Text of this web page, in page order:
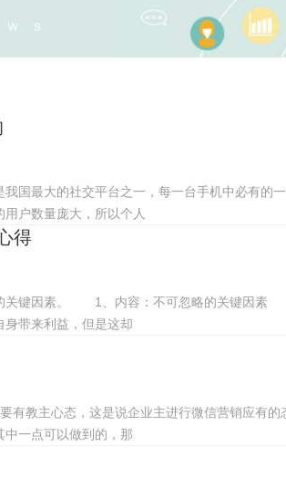
国最大的社交平台之一，每一台手机中必有
户数量庞大，所以个人
得
关键因素。 1、内容：不可忽略的关键因素
带来利益，但是这却
有教主心态，这是说企业主进行微信营销应有
一点可以做到的，那